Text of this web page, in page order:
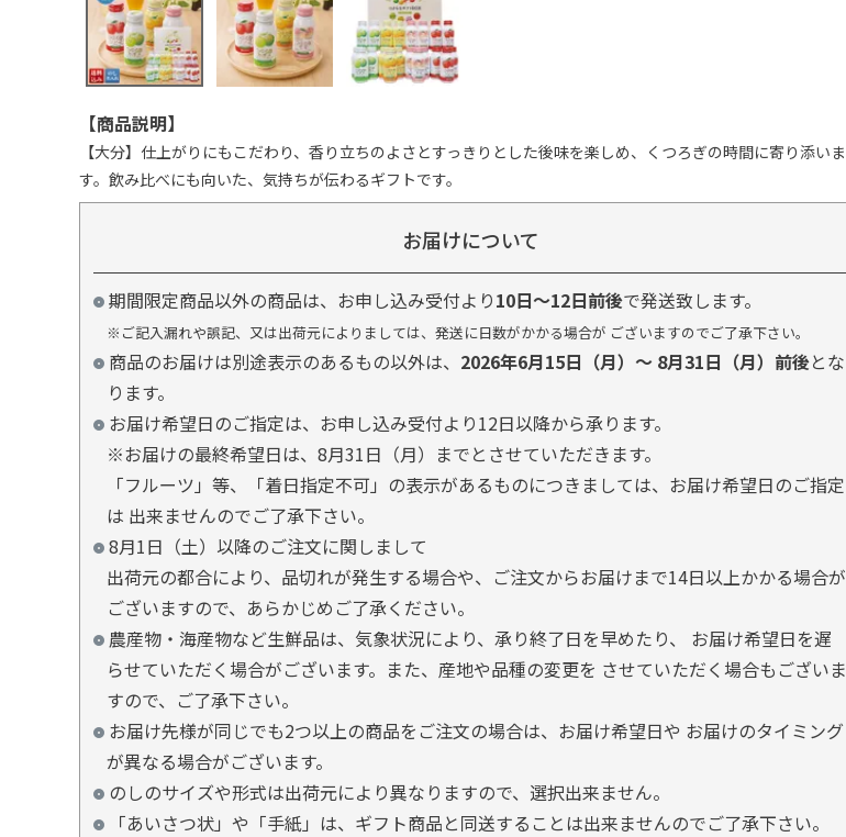
【商品説明】
【大分】仕上がりにもこだわり、香り立ちのよさとすっきりとした後味を楽しめ、くつろぎの時間に寄り添いま
す。飲み比べにも向いた、気持ちが伝わるギフトです。
お届けについて
期間限定商品以外の商品は、お申し込み受付より10日～12日前後で発送致します。
※ご記入漏れや誤記、又は出荷元によりましては、発送に日数がかかる場合が ございますのでご了承下さい。
商品のお届けは別途表示のあるもの以外は、 2026年6月15日（月）～ 8月31日（月）前後とな
ります。
お届け希望日のご指定は、お申し込み受付より12日以降から承ります。
※お届けの最終希望日は、8月31日（月）までとさせていただきます。
「フルーツ」等、「着日指定不可」の表示があるものにつきましては、お届け希望日のご指定
は 出来ませんのでご了承下さい。
8月1日（土）以降のご注文に関しまして
出荷元の都合により、品切れが発生する場合や、ご注文からお届けまで14日以上かかる場合が
ございますので、あらかじめご了承ください。
農産物・海産物など生鮮品は、気象状況により、承り終了日を早めたり、 お届け希望日を遅
らせていただく場合がございます。また、産地や品種の変更を させていただく場合もございま
すので、ご了承下さい。
お届け先様が同じでも2つ以上の商品をご注文の場合は、お届け希望日や お届けのタイミング
が異なる場合がございます。
のしのサイズや形式は出荷元により異なりますので、選択出来ません。
「あいさつ状」や「手紙」は、ギフト商品と同送することは出来ませんのでご了承下さい。